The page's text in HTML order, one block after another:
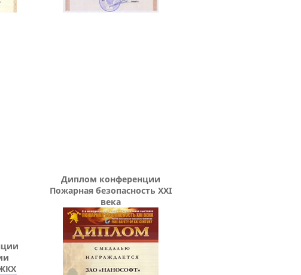
Диплом конференции
Пожарная безопасность XXI
века